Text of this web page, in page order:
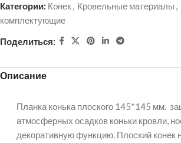
Категории: Конек, Кровельные материалы ,
комплектующие
Поделиться:
Описание
Планка конька плоского 145*145 мм.
атмосферных осадков коньки кровли,
декоративную функцию. Плоский конек